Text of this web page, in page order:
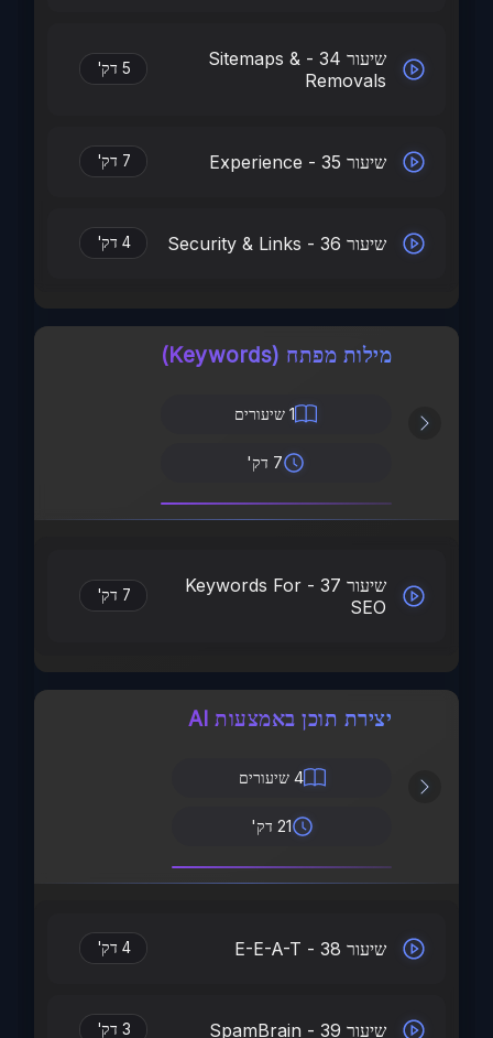
שיעור 34 - Sitemaps &
Removals
5 דק'
שיעור 35 - Experience 7 דק'
שיעור 36 - Security & Links 4 דק'
מילות מפתח (Keywords)
1שיעורים
7 דק'
שיעור 37 - Keywords For
SEO
7 דק'
יצירת תוכן באמצעות AI
4 שיעורים
21 דק'
שיעור 38 - E-E-A-T 4 דק'
שיעור 39 - SpamBrain 3 דק'